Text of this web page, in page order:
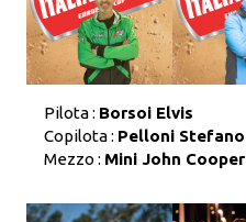
Pilota : Borsoi Elvis
Copilota : Pelloni Stefano
Mezzo : Mini John Cooper